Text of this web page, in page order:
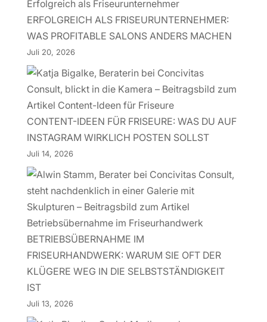
ERFOLGREICH ALS FRISEURUNTERNEHMER:
WAS PROFITABLE SALONS ANDERS MACHEN
Juli 20, 2026
CONTENT-IDEEN FÜR FRISEURE: WAS DU AUF
INSTAGRAM WIRKLICH POSTEN SOLLST
Juli 14, 2026
BETRIEBSÜBERNAHME IM
FRISEURHANDWERK: WARUM SIE OFT DER
KLÜGERE WEG IN DIE SELBSTSTÄNDIGKEIT
IST
Juli 13, 2026